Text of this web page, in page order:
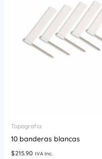
Topografía
10 banderas blancas
$215.90 IVA Inc.